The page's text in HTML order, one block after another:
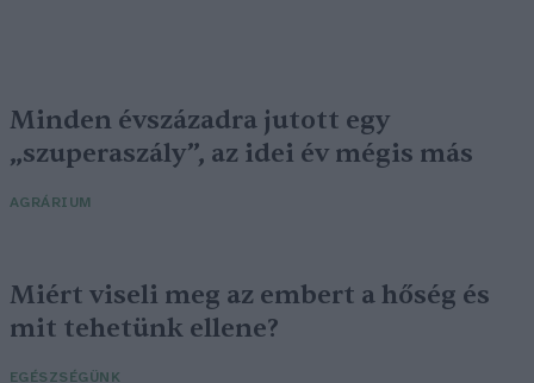
Minden évszázadra jutott egy
„szuperaszály”, az idei év mégis más
AGRÁRIUM
Miért viseli meg az embert a hőség és
mit tehetünk ellene?
EGÉSZSÉGÜNK